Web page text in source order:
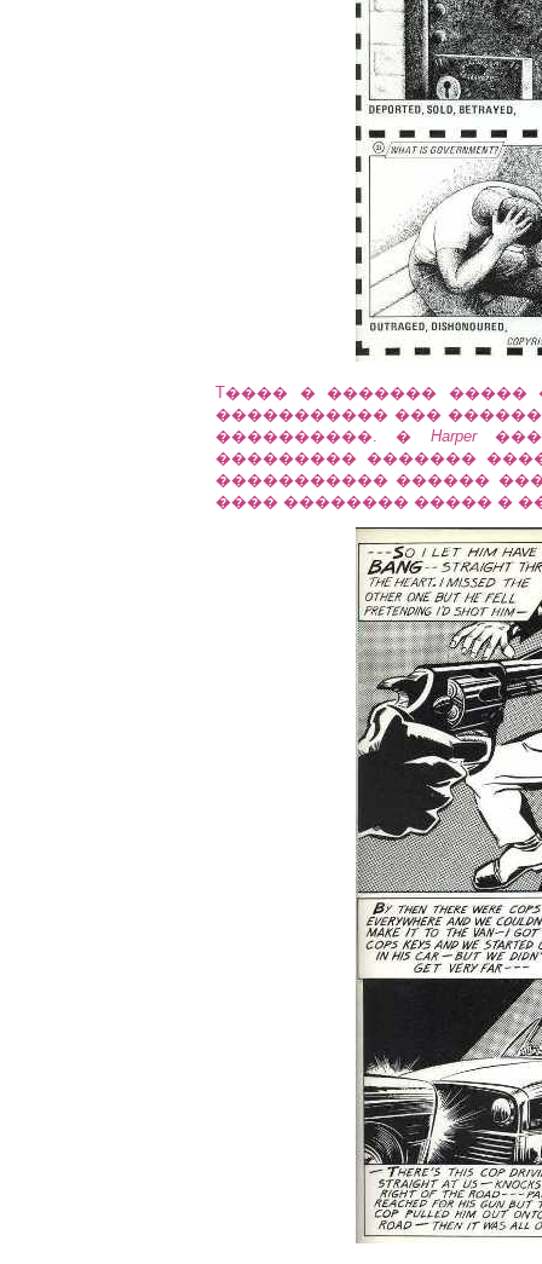
T���� � ������� �����
����������� ���
����������. � Harper���
��������� �������
����������� ������ ���
���� �������� ����� �